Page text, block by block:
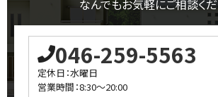
なんでもお気軽にご相談く
046-259-5563
定休日：水曜日
営業時間：8:30～20:00